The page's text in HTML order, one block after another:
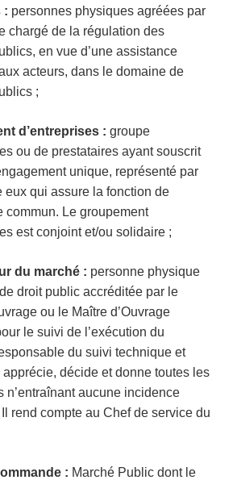
: personnes physiques agréées par
chargé de la régulation des
en vue d’une assistance
acteurs, dans le domaine de
;
d’entreprises : groupe
ou de prestataires ayant souscrit
unique, représenté par
eux qui assure la fonction de
commun. Le groupement
est conjoint et/ou solidaire ;
du marché : personne physique
droit public accréditée par le
ou le Maître d’Ouvrage
le suivi de l’exécution du
du suivi technique et
apprécie, décide et donne toutes les
n’entraînant aucune incidence
rend compte au Chef de service du
: Marché Public dont le